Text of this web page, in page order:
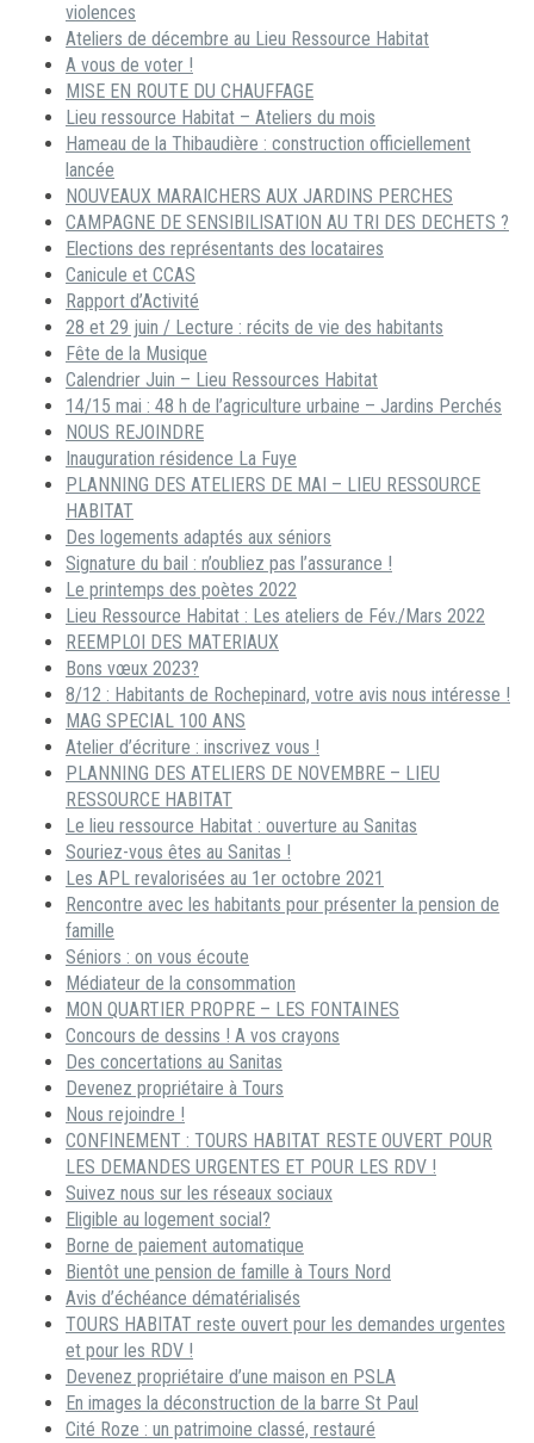
violences
Ateliers de décembre au Lieu Ressource Habitat
A vous de voter !
MISE EN ROUTE DU CHAUFFAGE
Lieu ressource Habitat – Ateliers du mois
Hameau de la Thibaudière : construction officiellement
lancée
NOUVEAUX MARAICHERS AUX JARDINS PERCHES
CAMPAGNE DE SENSIBILISATION AU TRI DES DECHETS ?
Elections des représentants des locataires
Canicule et CCAS
Rapport d’Activité
28 et 29 juin / Lecture : récits de vie des habitants
Fête de la Musique
Calendrier Juin – Lieu Ressources Habitat
14/15 mai : 48 h de l’agriculture urbaine – Jardins Perchés
NOUS REJOINDRE
Inauguration résidence La Fuye
PLANNING DES ATELIERS DE MAI – LIEU RESSOURCE
HABITAT
Des logements adaptés aux séniors
Signature du bail : n’oubliez pas l’assurance !
Le printemps des poètes 2022
Lieu Ressource Habitat : Les ateliers de Fév./Mars 2022
REEMPLOI DES MATERIAUX
Bons vœux 2023?
8/12 : Habitants de Rochepinard, votre avis nous intéresse !
MAG SPECIAL 100 ANS
Atelier d’écriture : inscrivez vous !
PLANNING DES ATELIERS DE NOVEMBRE – LIEU
RESSOURCE HABITAT
Le lieu ressource Habitat : ouverture au Sanitas
Souriez-vous êtes au Sanitas !
Les APL revalorisées au 1er octobre 2021
Rencontre avec les habitants pour présenter la pension de
famille
Séniors : on vous écoute
Médiateur de la consommation
MON QUARTIER PROPRE – LES FONTAINES
Concours de dessins ! A vos crayons
Des concertations au Sanitas
Devenez propriétaire à Tours
Nous rejoindre !
CONFINEMENT : TOURS HABITAT RESTE OUVERT POUR
LES DEMANDES URGENTES ET POUR LES RDV !
Suivez nous sur les réseaux sociaux
Eligible au logement social?
Borne de paiement automatique
Bientôt une pension de famille à Tours Nord
Avis d’échéance dématérialisés
TOURS HABITAT reste ouvert pour les demandes urgentes
et pour les RDV !
Devenez propriétaire d’une maison en PSLA
En images la déconstruction de la barre St Paul
Cité Roze : un patrimoine classé, restauré